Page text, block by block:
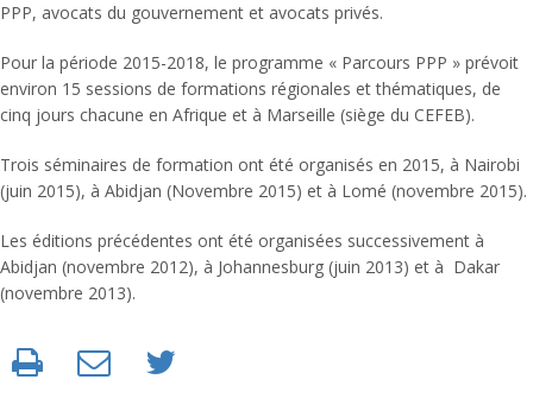
PPP, avocats du gouvernement et avocats privés.
Pour la période 2015-2018, le programme « Parcours PPP » prévoit
environ 15 sessions de formations régionales et thématiques, de
cinq jours chacune en Afrique et à Marseille (siège du CEFEB).
Trois séminaires de formation ont été organisés en 2015, à Nairobi
(juin 2015), à Abidjan (Novembre 2015) et à Lomé (novembre 2015).
Les éditions précédentes ont été organisées successivement à
Abidjan (novembre 2012), à Johannesburg (juin 2013) et à Dakar
(novembre 2013).